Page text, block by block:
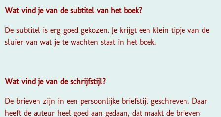
Wat vind je van de subtitel van het boek?
De subtitel is erg goed gekozen. Je krijgt een klein tipje van de
sluier van wat je te wachten staat in het boek.
Wat vind je van de schrijfstijl?
De brieven zijn in een persoonlijke briefstijl geschreven. Daar
heeft de auteur heel goed aan gedaan, dat maakt de brieven